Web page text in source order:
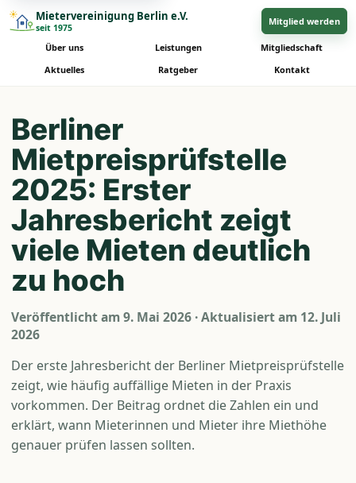
Mietervereinigung Berlin e.V.
seit 1975
Über uns Leistungen
Mitgliedschaft
Aktuelles
Ratgeber Kontakt
Mitglied werden
Berliner
Mietpreisprüfstelle
2025: Erster
Jahresbericht zeigt
viele Mieten deutlich
zu hoch
Veröffentlicht am9. Mai 2026 · Aktualisiert am 12. Juli
2026
Der erste Jahresbericht der Berliner Mietpreisprüfstelle
zeigt, wie häufig auffällige Mieten in der Praxis
vorkommen. Der Beitrag ordnet die Zahlen ein und
erklärt, wann Mieterinnen und Mieter ihre Miethöhe
genauer prüfen lassen sollten.